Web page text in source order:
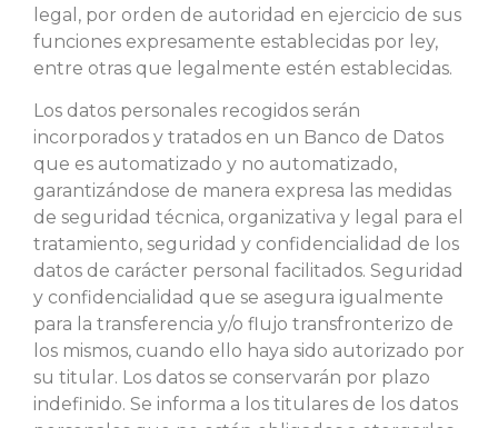
legal, por orden de autoridad en ejercicio de sus
funciones expresamente establecidas por ley,
entre otras que legalmente estén establecidas.
Los datos personales recogidos serán
incorporados y tratados en un Banco de Datos
que es automatizado y no automatizado,
garantizándose de manera expresa las medidas
de seguridad técnica, organizativa y legal para el
tratamiento, seguridad y confidencialidad de los
datos de carácter personal facilitados. Seguridad
y confidencialidad que se asegura igualmente
para la transferencia y/o flujo transfronterizo de
los mismos, cuando ello haya sido autorizado por
su titular. Los datos se conservarán por plazo
indefinido. Se informa a los titulares de los datos